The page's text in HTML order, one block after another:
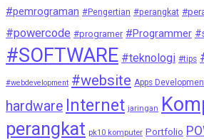
#pemrograman #Pengertian #perangkat
#powercode #programer #Programmer
#SOFTWARE #teknologi #tips
#webdevelopment #website Apps
hardware Internet jaringan
perangkat pk10 komputer Portfolio